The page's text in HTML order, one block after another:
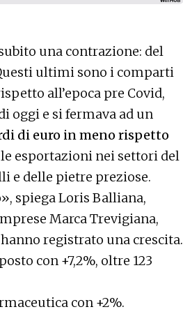
una contrazione: del
ultimi sono i comparti
all’epoca pre Covid,
oggi e si fermava ad un
di euro in meno rispetto
esportazioni nei settori del
e delle pietre preziose.
spiega Loris Balliana,
Marca Trevigiana,
registrato una crescita.
con +7,2%, oltre 123
con +2%.